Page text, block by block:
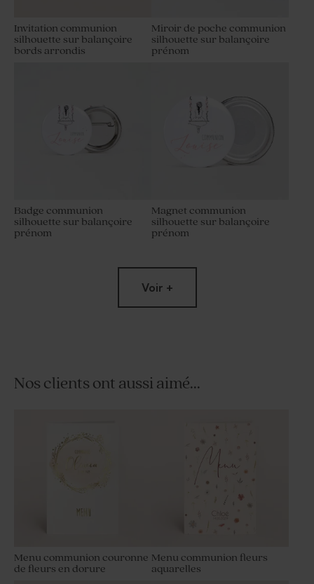
Invitation communion
silhouette sur balançoire
bords arrondis
Miroir de poche communion
silhouette sur balançoire
prénom
Badge communion
silhouette sur balançoire
prénom
Magnet communion
silhouette sur balançoire
prénom
Voir +
Nos clients ont aussi aimé...
Menu communion couronne
de fleurs en dorure
Menu communion fleurs
aquarelles